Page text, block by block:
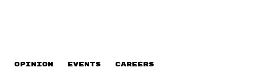
OPINION EVENTS CAREERS